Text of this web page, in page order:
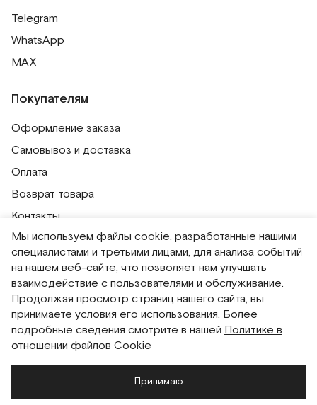
Telegram
WhatsApp
MAX
Покупателям
Оформление заказа
Самовывоз и доставка
Оплата
Возврат товара
Контакты
Публичная оферта
Политика обработки персональных данных
Политика использования сессионных файлов
Согласие на получение рассылок
Согласие на обработку персональных данных
Система привилегий
Мы используем файлы cookie, разработанные нашими
специалистами и третьими лицами, для анализа событий
на нашем веб-сайте, что позволяет нам улучшать
взаимодействие с пользователями и обслуживание.
Продолжая просмотр страниц нашего сайта, вы
принимаете условия его использования. Более
подробные сведения смотрите в нашей Политике в
отношении файлов Cookie
Принимаю